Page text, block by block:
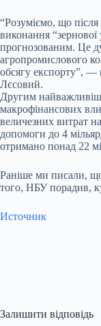
“Розуміємо, що після
виконання
прогнозованим. Це
агропромислового
обсягу експорту”, —
Лєсовий.
Другим
макрофінансових
величезних витрат
допомоги до 4
отримано понад 22
Раніше ми писали, що
того, НБУ порадив,
Источник
Залишити відповідь